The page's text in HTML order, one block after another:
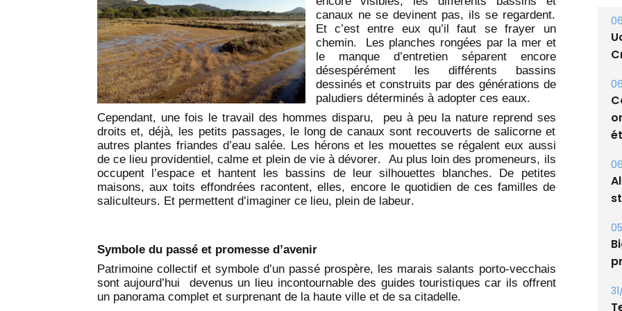
canaux ne se devinent pas, ils se regardent.
Et c’est entre eux qu’il faut se frayer un
chemin. Les planches rongées par la mer et
le manque d’entretien séparent encore
désespérément les différents bassins
dessinés et construits par des générations de
paludiers déterminés à adopter ces eaux.
Cependant, une fois le travail des hommes disparu, peu à peu la nature reprend ses
droits et, déjà, les petits passages, le long de canaux sont recouverts de salicorne et
autres plantes friandes d’eau salée. Les hérons et les mouettes se régalent eux aussi
de ce lieu providentiel, calme et plein de vie à dévorer. Au plus loin des promeneurs, ils
occupent l’espace et hantent les bassins de leur silhouettes blanches. De petites
maisons, aux toits effondrées racontent, elles, encore le quotidien de ces familles de
saliculteurs. Et permettent d’imaginer ce lieu, plein de labeur.
Symbole du passé et promesse d’avenir
Patrimoine collectif et symbole d’un passé prospère, les marais salants porto-vecchais
sont aujourd’hui devenus un lieu incontournable des guides touristiques car ils offrent
un panorama complet et surprenant de la haute ville et de sa citadelle.